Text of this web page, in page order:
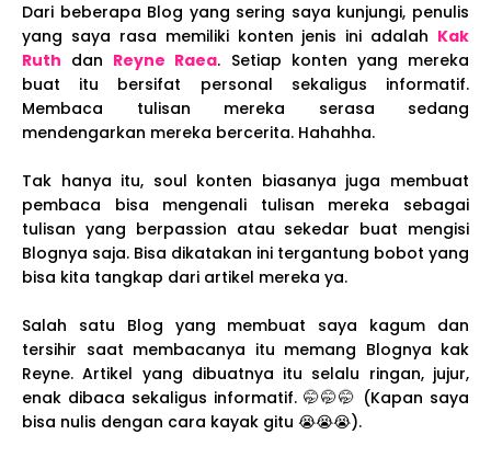
Dari beberapa Blog yang sering saya kunjungi, penulis
yang saya rasa memiliki konten jenis ini adalah Kak
Ruth dan Reyne Raea. Setiap konten yang mereka
buat itu bersifat personal sekaligus informatif.
Membaca tulisan mereka serasa sedang
mendengarkan mereka bercerita. Hahahha.
Tak hanya itu, soul konten biasanya juga membuat
pembaca bisa mengenali tulisan mereka sebagai
tulisan yang berpassion atau sekedar buat mengisi
Blognya saja. Bisa dikatakan ini tergantung bobot yang
bisa kita tangkap dari artikel mereka ya.
Salah satu Blog yang membuat saya kagum dan
tersihir saat membacanya itu memang Blognya kak
Reyne. Artikel yang dibuatnya itu selalu ringan, jujur,
enak dibaca sekaligus informatif. 🤭🤭🤭 (Kapan saya
bisa nulis dengan cara kayak gitu 😭😭😭).